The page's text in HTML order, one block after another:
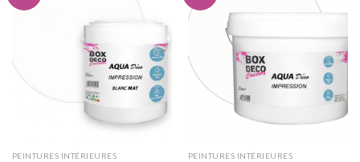
wishlist
PEINTURES INTÉRIEURES
wishlist
PEINTURES INTÉRIEURES